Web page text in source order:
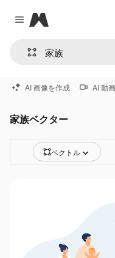
Close menu
Magnific
AI 画像を作成 AI 動
家族ベクター
ベクトル